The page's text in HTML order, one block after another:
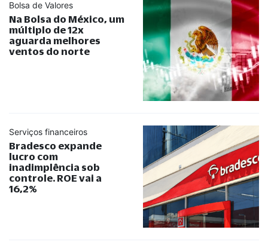
Bolsa de Valores
Na Bolsa do México, um
múltiplo de 12x
aguarda melhores
ventos do norte
Serviços financeiros
Bradesco expande
lucro com
inadimplência sob
controle. ROE vai a
16,2%